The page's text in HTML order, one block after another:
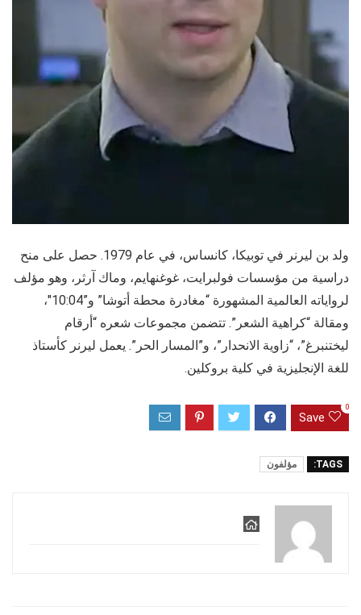
ولد بن ليرنر في توبيكا، كانساس، في عام 1979. حصل على منح
دراسية من مؤسسات فولبرايت، غوغنهايم، وماك آرثر، وهو مؤلف
لرواياته العالمية المشهورة “مغادرة محطة أتوشا” و”10:04″،
ومقالة “كراهية الشعر”. تتضمن مجموعات شعره “أرقام
ليختنبرغ”، “زاوية الانحدار”، و”المسار الحر”. يعمل ليرنر كأستاذ
للغة الإنجليزية في كلية بروكلين.
Save
0
TAGS: مؤلفون